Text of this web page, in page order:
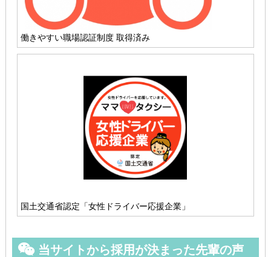
働きやすい職場認証制度 取得済み
国土交通省認定「女性ドライバー応援企業」
当サイトから採用が決まった先輩の声